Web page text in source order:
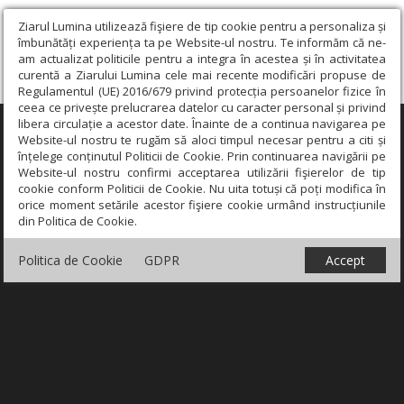
Ziarul Lumina utilizează fişiere de tip cookie pentru a personaliza și
îmbunătăți experiența ta pe Website-ul nostru. Te informăm că ne-
am actualizat politicile pentru a integra în acestea și în activitatea
curentă a Ziarului Lumina cele mai recente modificări propuse de
Regulamentul (UE) 2016/679 privind protecția persoanelor fizice în
ceea ce privește prelucrarea datelor cu caracter personal și privind
libera circulație a acestor date. Înainte de a continua navigarea pe
Website-ul nostru te rugăm să aloci timpul necesar pentru a citi și
înțelege conținutul Politicii de Cookie. Prin continuarea navigării pe
Website-ul nostru confirmi acceptarea utilizării fişierelor de tip
cookie conform Politicii de Cookie. Nu uita totuși că poți modifica în
orice moment setările acestor fişiere cookie urmând instrucțiunile
din Politica de Cookie.
Politica de Cookie GDPR Accept
×